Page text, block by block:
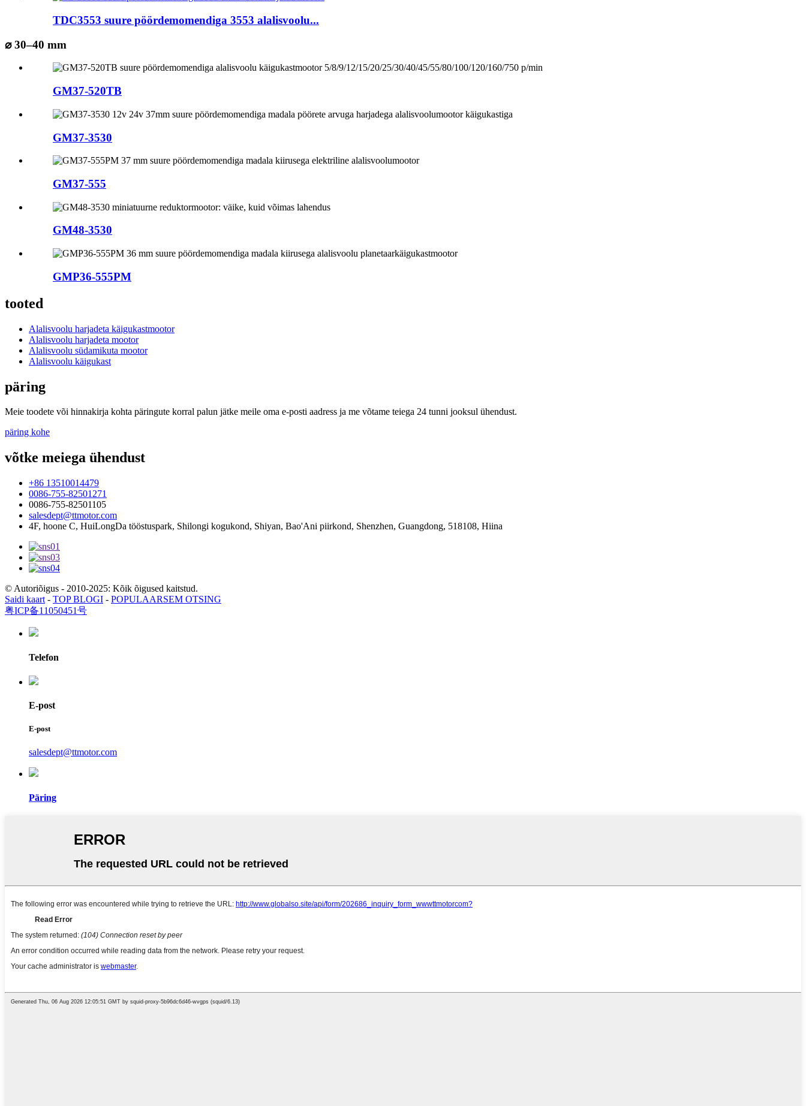
TDC3553 suure pöördemomendiga 3553 alalisvoolu...
⌀ 30–40 mm
GM37-520TB
GM37-3530
GM37-555
GM48-3530
GMP36-555PM
tooted
Alalisvoolu harjadeta käigukastmootor
Alalisvoolu harjadeta mootor
Alalisvoolu südamikuta mootor
Alalisvoolu käigukast
päring
Meie toodete või hinnakirja kohta päringute korral palun jätke meile oma e-posti aadress ja me võtame teiega 24 tunni jooksul ühendust.
päring kohe
võtke meiega ühendust
+86 13510014479
0086-755-82501271
0086-755-82501105
salesdept@ttmotor.com
4F, hoone C, HuiLongDa tööstuspark, Shilongi kogukond, Shiyan, Bao'Ani piirkond, Shenzhen, Guangdong, 518108, Hiina
© Autoriõigus - 2010-2025: Kõik õigused kaitstud.
Saidi kaart - TOP BLOGI - POPULAARSEM OTSING
粤ICP备11050451号
Telefon
E-post
E-post
salesdept@ttmotor.com
Päring